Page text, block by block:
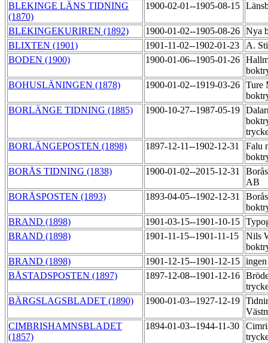
BLEKINGE LÄNS TIDNING
(1870)
1900-02-01--1905-08-15
BLEKINGEKURIREN (1892) 1900-01-02--1905-08-26 Nya
BLIXTEN (1901)
1901-11-02--1902-01-23
A.
BODEN (1900)
1900-01-06--1905-01-26
BOHUSLÄNINGEN (1878)
1900-01-02--1919-03-26 Ture
BORLÄNGE TIDNING (1885)
1900-10-27--1987-05-19
BORLÄNGEPOSTEN (1898)
1897-12-11--1902-12-31
Falu
BORÅS TIDNING (1838)
1900-01-02--2015-12-31
AB
BORÅSPOSTEN (1893)
1893-04-05--1902-12-31
BRAND (1898)
1901-03-15--1901-10-15
BRAND (1898)
1901-11-15--1901-11-15
Nils
BRAND (1898)
1901-12-15--1901-12-15
BÅSTADSPOSTEN (1897)
1897-12-08--1901-12-16
BÄRGSLAGSBLADET (1890)
1900-01-03--1927-12-19
CIMBRISHAMNSBLADET
(1857)
1894-01-03--1944-11-30